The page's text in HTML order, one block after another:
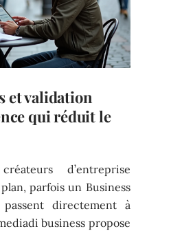
et validation
qui réduit le
d’entreprise
parfois un Business
directement à
business propose